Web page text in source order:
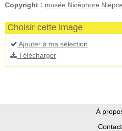
Copyright : musée Nicéphore
Choisir cette image
Ajouter à ma sélection
Télécharger
À
Contact